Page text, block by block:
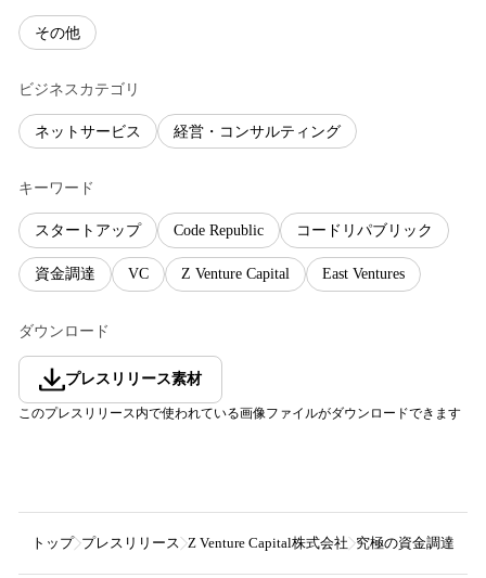
その他
ビジネスカテゴリ
ネットサービス 経営・コンサルティング
キーワード
スタートアップ Code Republic コードリパブリック
資金調達 VC Z Venture Capital East Ventures
ダウンロード
プレスリリース素材
このプレスリリース内で使われている画像ファイルがダウンロードできます
トップ プレスリリース Z Venture Capital株式会社 究極の資金調達オ